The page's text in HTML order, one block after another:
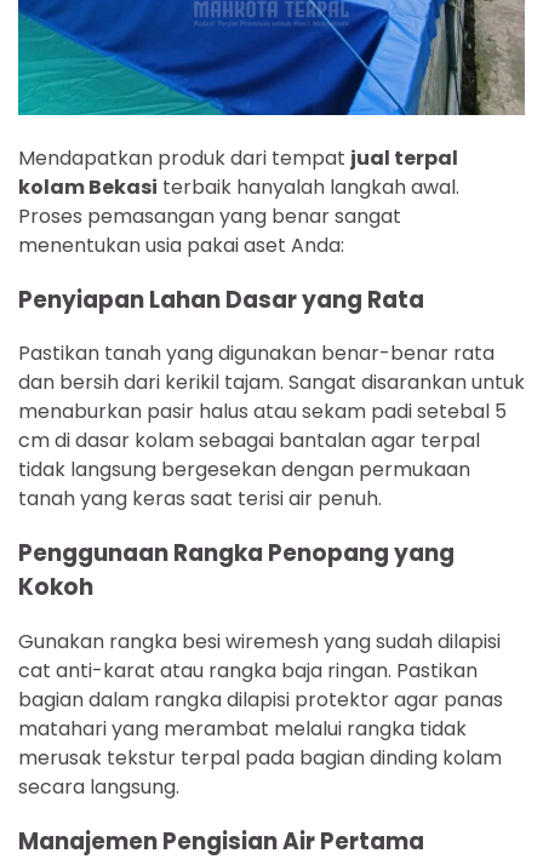
Mendapatkan produk dari tempat jual terpal
kolam Bekasi terbaik hanyalah langkah awal.
Proses pemasangan yang benar sangat
menentukan usia pakai aset Anda:
Penyiapan Lahan Dasar yang Rata
Pastikan tanah yang digunakan benar-benar rata
dan bersih dari kerikil tajam. Sangat disarankan untuk
menaburkan pasir halus atau sekam padi setebal 5
cm di dasar kolam sebagai bantalan agar terpal
tidak langsung bergesekan dengan permukaan
tanah yang keras saat terisi air penuh.
Penggunaan Rangka Penopang yang
Kokoh
Gunakan rangka besi wiremesh yang sudah dilapisi
cat anti-karat atau rangka baja ringan. Pastikan
bagian dalam rangka dilapisi protektor agar panas
matahari yang merambat melalui rangka tidak
merusak tekstur terpal pada bagian dinding kolam
secara langsung.
Manajemen Pengisian Air Pertama